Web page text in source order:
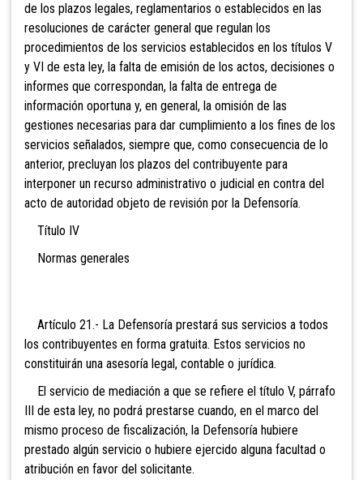
de los plazos legales, reglamentarios o establecidos en las
resoluciones de carácter general que regulan los
procedimientos de los servicios establecidos en los títulos V
y VI de esta ley, la falta de emisión de los actos, decisiones o
informes que correspondan, la falta de entrega de
información oportuna y, en general, la omisión de las
gestiones necesarias para dar cumplimiento a los fines de los
servicios señalados, siempre que, como consecuencia de lo
anterior, precluyan los plazos del contribuyente para
interponer un recurso administrativo o judicial en contra del
acto de autoridad objeto de revisión por la Defensoría.
Título IV
Normas generales
Artículo 21.- La Defensoría prestará sus servicios a todos
los contribuyentes en forma gratuita. Estos servicios no
constituirán una asesoría legal, contable o jurídica.
El servicio de mediación a que se refiere el título V, párrafo
III de esta ley, no podrá prestarse cuando, en el marco del
mismo proceso de fiscalización, la Defensoría hubiere
prestado algún servicio o hubiere ejercido alguna facultad o
atribución en favor del solicitante.